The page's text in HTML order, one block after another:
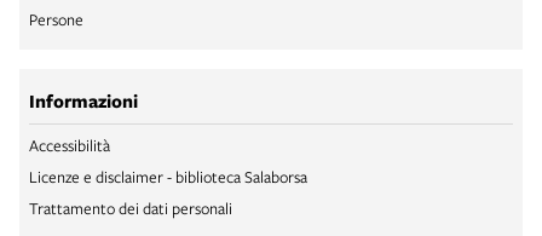
Persone
Informazioni
Accessibilità
Licenze e disclaimer - biblioteca Salaborsa
Trattamento dei dati personali